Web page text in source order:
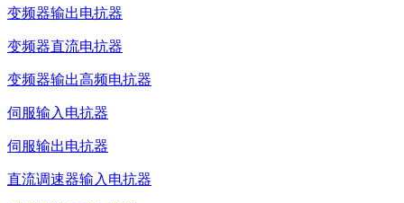
变频器输出电抗器
变频器直流电抗器
变频器输出高频电抗器
伺服输入电抗器
伺服输出电抗器
直流调速器输入电抗器